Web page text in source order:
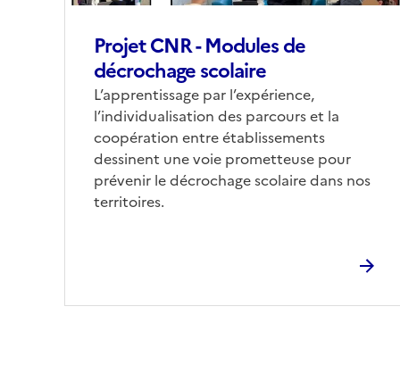
Projet CNR - Modules de
décrochage scolaire
Corps
L’apprentissage par l’expérience,
l’individualisation des parcours et la
coopération entre établissements
dessinent une voie prometteuse pour
prévenir le décrochage scolaire dans nos
territoires.